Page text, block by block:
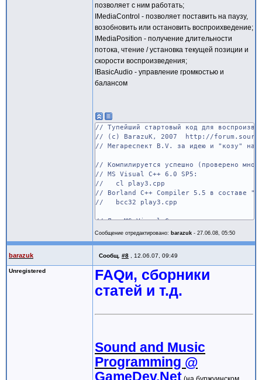
позволяет с ним работать;
IMediaControl - позволяет поставить на паузу,
возобновить или остановить воспроихведение;
IMediaPosition - получение длительности
потока, чтение / установка текущей позиции и
скорости воспроизведения;
IBasicAudio - управление громкостью и
балансом
// Тупейший стартовый код для
// (c) BarazuK, 2007 http://
// Мегареспект B.V. за идею и "козу" на
// Компилируется успешно (проверено
// MS Visual C++ 6.0 SP5:
// cl play3.cpp
// Borland C++ Compiler 5.5 в составе
// bcc32 play3.cpp
// Для MS Visual C++ можно написать
// с использованием смартпойнтеров ATL.
#include <windows.h>
#include <mmsystem.h>
#include <control.h>
#include <UUIDS.H>
#include <stdio.h>
#include <math.h>
#pragma comment(lib, "OLE32.LIB")
Сообщение отредактировано: barazuk - 27.06.08, 05:50
barazuk Сообщ. #8 12.06.07, 09:49
Unregistered
FAQи, сборники
статей и т.д.
Sound and Music
Programming @
GameDev.Net